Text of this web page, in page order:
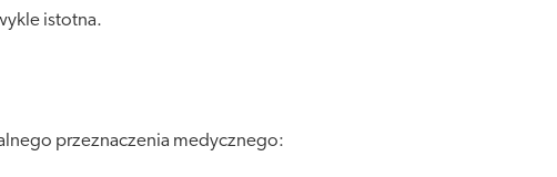
istotna.
przeznaczenia medycznego: